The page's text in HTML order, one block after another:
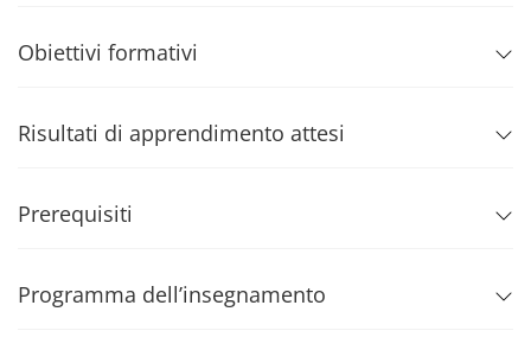
Obiettivi formativi
Risultati di apprendimento attesi
Prerequisiti
Programma dell’insegnamento